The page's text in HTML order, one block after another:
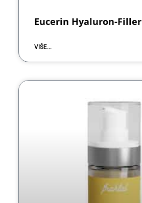
Eucerin Hyaluron-Filler
VIŠE...